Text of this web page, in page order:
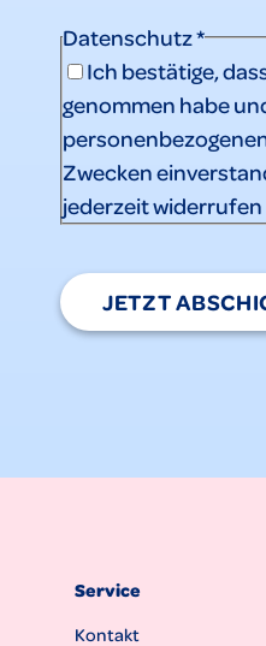
Datenschutz*
Ich bestätige,
genommen habe
Zwecken
jederzeit widerrufen
JETZT
Service
Kontakt